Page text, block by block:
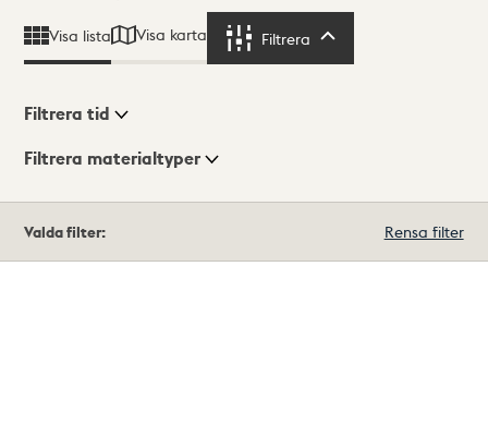
Visa lista Visa karta Filtrera
Visningsläge
Filtrera tid
Filtrera materialtyper
träffar
Valda filter: Rensa filter